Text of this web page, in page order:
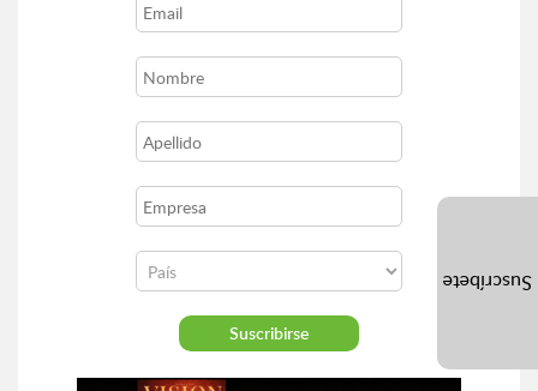
Suscríbete